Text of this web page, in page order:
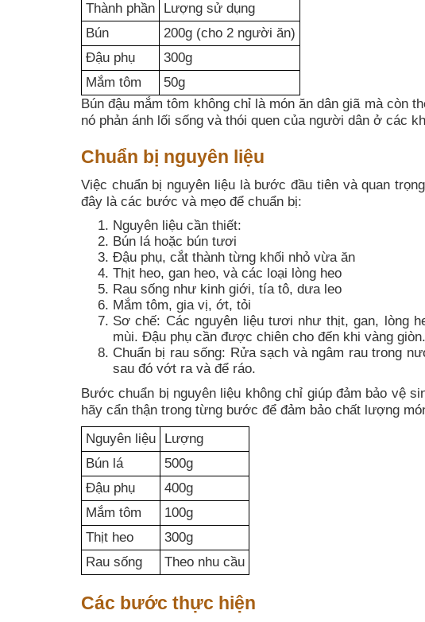
Thành phần
Lượng sử dụng
Bún
200g (cho 2 người ăn)
Đậu phụ
300g
Mắm tôm
50g
Bún đậu mắm tôm không chỉ là món ăn dân giã mà còn
nó phản ánh lối sống và thói quen của người dân ở các
Chuẩn bị nguyên liệu
Việc chuẩn bị nguyên liệu là bước đầu tiên và quan
đây là các bước và mẹo để chuẩn bị:
Nguyên liệu cần thiết:
Bún lá hoặc bún tươi
Đậu phụ, cắt thành từng khối nhỏ vừa ăn
Thịt heo, gan heo, và các loại lòng heo
Rau sống như kinh giới, tía tô, dưa leo
Mắm tôm, gia vị, ớt, tỏi
Sơ chế: Các nguyên liệu tươi như thịt, gan, lòng
mùi. Đậu phụ cần được chiên cho đến khi vàng giòn.
Chuẩn bị rau sống: Rửa sạch và ngâm rau trong
sau đó vớt ra và để ráo.
Bước chuẩn bị nguyên liệu không chỉ giúp đảm bảo vệ
hãy cẩn thận trong từng bước để đảm bảo chất lượng
Nguyên liệu
Lượng
Bún lá
500g
Đậu phụ
400g
Mắm tôm
100g
Thịt heo
300g
Rau sống
Theo nhu cầu
Các bước thực hiện